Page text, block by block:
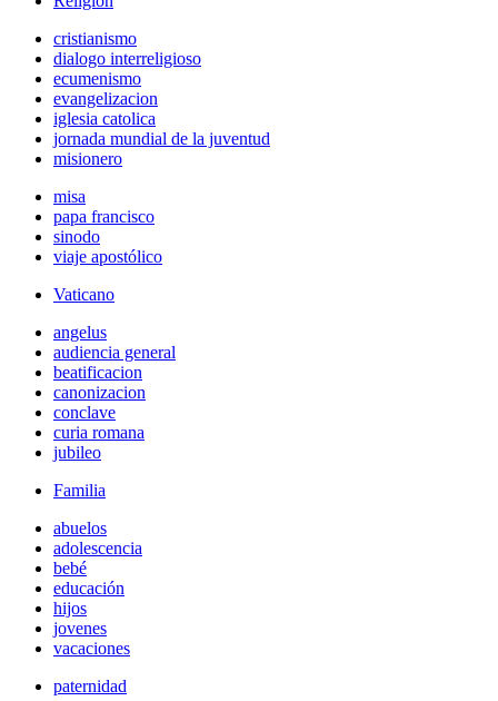
cristianismo
dialogo interreligioso
ecumenismo
evangelizacion
iglesia catolica
jornada mundial de la juventud
misionero
misa
papa francisco
sinodo
viaje apostólico
Vaticano
angelus
audiencia general
beatificacion
canonizacion
conclave
curia romana
jubileo
Familia
abuelos
adolescencia
bebé
educación
hijos
jovenes
vacaciones
paternidad